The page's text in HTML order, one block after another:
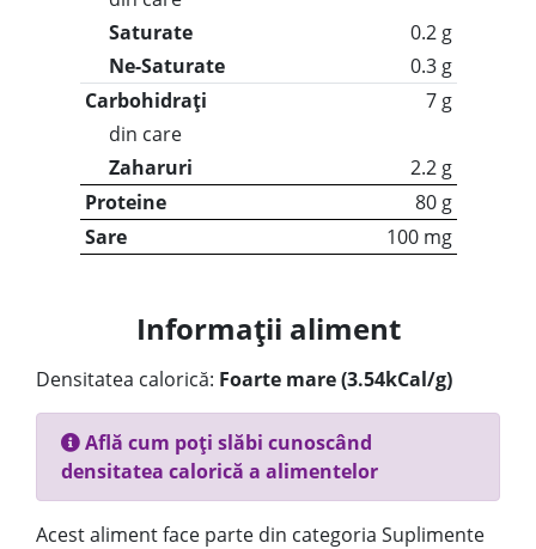
Saturate
0.2 g
Ne-Saturate
0.3 g
Carbohidrați
7 g
din care
Zaharuri
2.2 g
Proteine
80 g
Sare
100 mg
Informații aliment
Densitatea calorică: Foarte mare (3.54kCal/g)
Află cum poți slăbi cunoscând
densitatea calorică a alimentelor
Acest aliment face parte din categoria Suplimente